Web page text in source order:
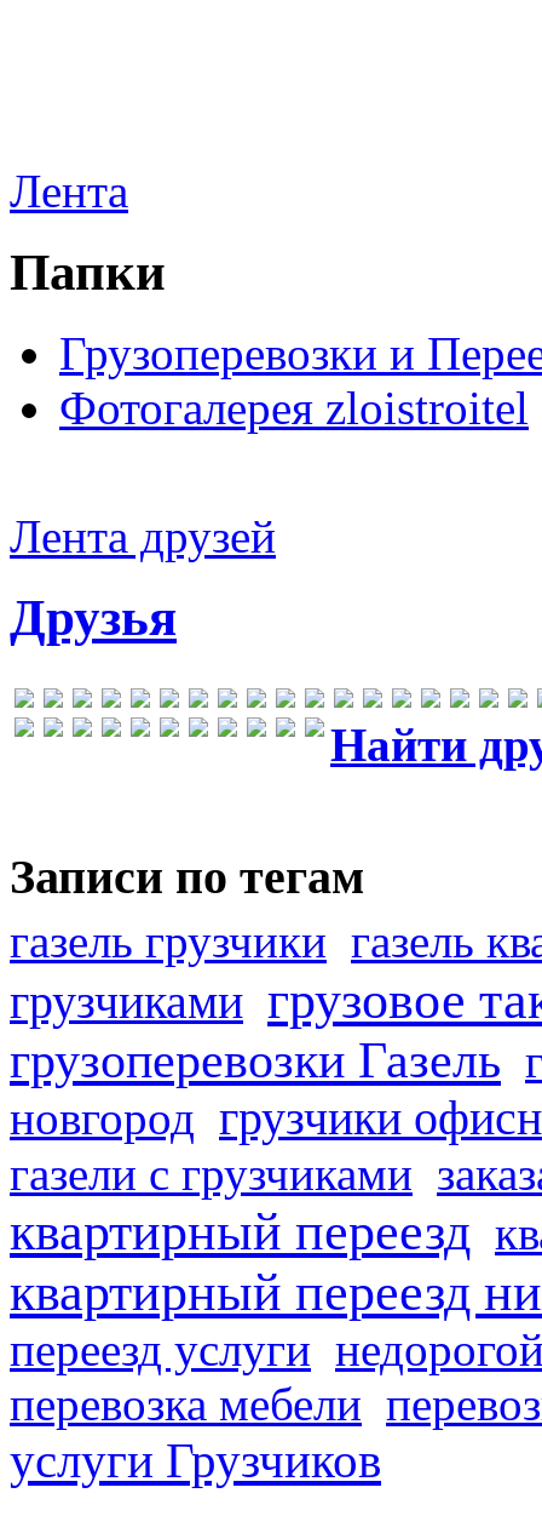
Лента
Папки
Грузоперевозки и
Фотогалерея zloistroitel
Лента друзей
Друзья
Найти
Записи по тегам
газель грузчики газель
грузчиками грузовое
грузоперевозки Газель
новгород грузчики
газели с грузчиками
квартирный переезд
квартирный переезд
переезд услуги
перевозка мебели
услуги Грузчиков